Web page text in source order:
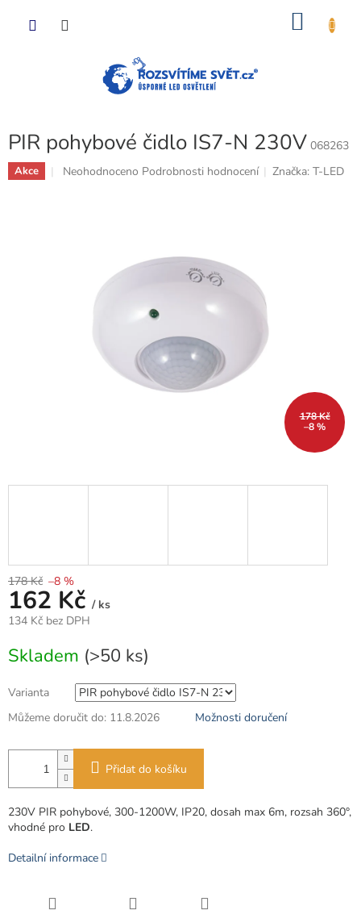
PIR pohybové čidlo IS7-N 230V 068263
Akce
Průměrné
hvězdiček.
Neohodnoceno Podrobnosti hodnocení Značka:T-LED
178 Kč
–8 %
178 Kč –8 %
162 Kč / ks
134 Kč bez DPH
cena:
Skladem (>50 ks)
Varianta
Můžeme doručit do: 11.8.2026 Možnosti doručení
Přidat do košíku
230V PIR pohybové, 300-1200W, IP20, dosah max 6m, rozsah 360°,
vhodné pro LED.
Detailní informace